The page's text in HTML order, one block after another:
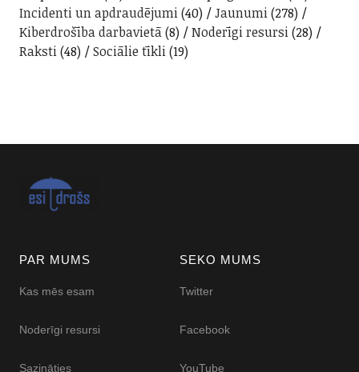
Incidenti un apdraudējumi(40) Jaunumi(278)
Kiberdrošība darbavietā(8) Noderīgi resursi(28)
Raksti(48) Sociālie tīkli(19)
PAR MUMS
Kas mēs esam
Noderīgi resursi
Sazināties
SEKO MUMS
Twitter
Facebook
YouTube